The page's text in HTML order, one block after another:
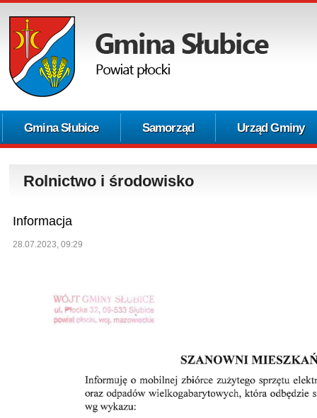
Gmina Słubice Samorząd Urząd Gminy
Rolnictwo i środowisko
Informacja
28.07.2023, 09:29